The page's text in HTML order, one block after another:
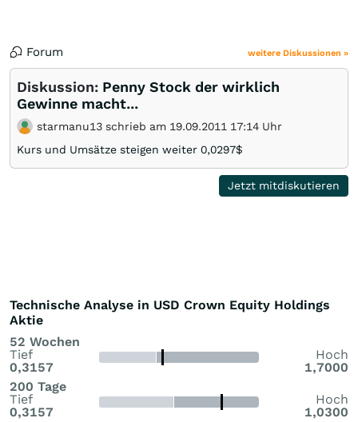
Forum weitere Diskussionen »
Diskussion: Penny Stock der wirklich
Gewinne macht...
starmanu13 schrieb am 19.09.2011 17:14 Uhr
Kurs und Umsätze steigen weiter 0,0297$
Jetzt mitdiskutieren
Technische Analyse in USD Crown Equity Holdings
Aktie
52 Wochen
Tief
0,3157
Hoch
1,7000
200 Tage
Tief
0,3157
Hoch
1,0300